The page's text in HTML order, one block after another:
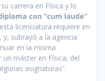
carrera en Física y lo
con “cum laude”
licenciatura requiere en
subrayó a la agencia
en la misma
máster en Física, del
asignaturas”.